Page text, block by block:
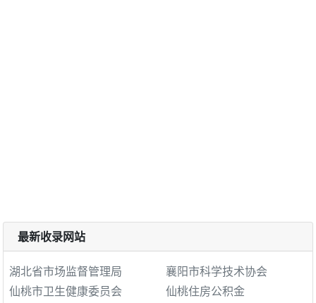
最新收录网站
湖北省市场监督管理局
襄阳市科学技术协会
仙桃市卫生健康委员会
仙桃住房公积金